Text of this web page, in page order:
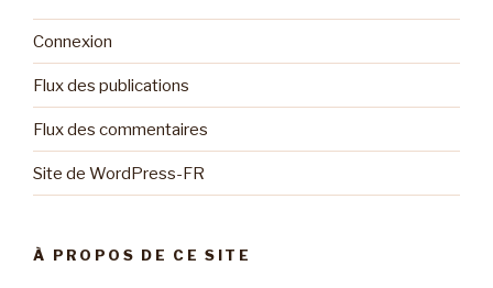
Connexion
Flux des publications
Flux des commentaires
Site de WordPress-FR
À PROPOS DE CE SITE